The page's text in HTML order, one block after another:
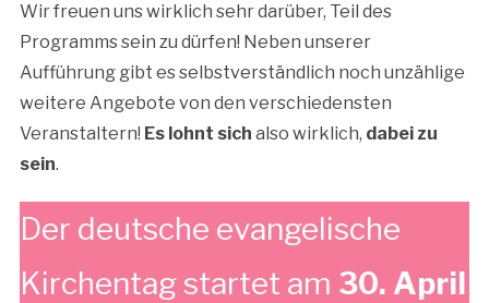
Wir freuen uns wirklich sehr darüber, Teil des
Programms sein zu dürfen! Neben unserer
Aufführung gibt es selbstverständlich noch unzählige
weitere Angebote von den verschiedensten
Veranstaltern! Es lohnt sich also wirklich, dabei zu
sein.
Der deutsche evangelische
Kirchentag startet am 30. April